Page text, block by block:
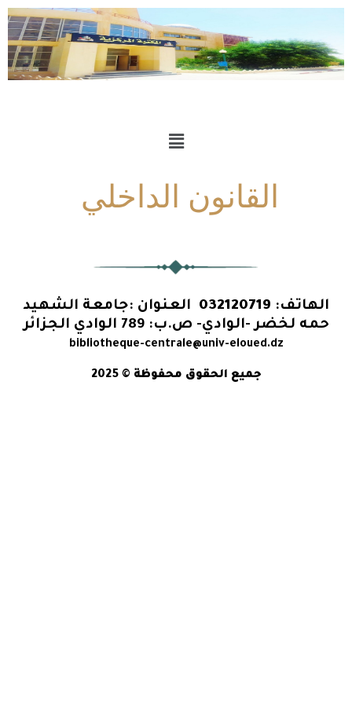
القانون الداخلي
الهاتف: 032120719 العنوان :جامعة الشهيد
حمه لخضر -الوادي- ص.ب: 789 الوادي الجزائر
bibliotheque-centrale@univ-eloued.dz
جميع الحقوق محفوظة © 2025